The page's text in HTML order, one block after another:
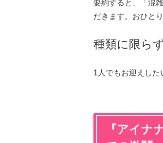
要約すると、「混
だきます。おひと
種類に限ら
1人でもお迎えし
『アイナ